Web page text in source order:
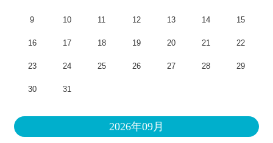
9 10 11 12 13 14 15
16 17 18 19 20 21 22
23 24 25 26 27 28 29
30 31
2026年09月